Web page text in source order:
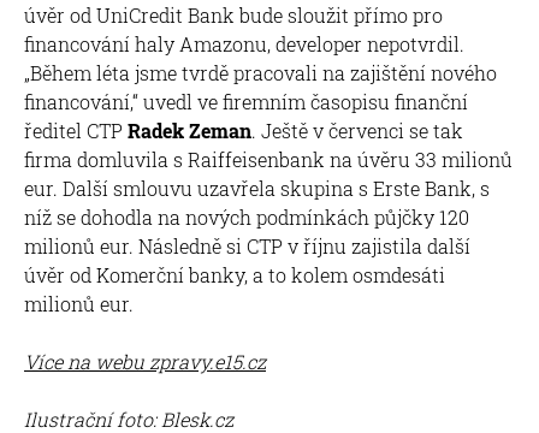
úvěr od UniCredit Bank bude sloužit přímo pro
financování haly Amazonu, developer nepotvrdil.
„Během léta jsme tvrdě pracovali na zajištění nového
financování,“ uvedl ve firemním časopisu finanční
ředitel CTPRadek Zeman. Ještě v červenci se tak
firma domluvila s Raiffeisenbank na úvěru 33 milionů
eur. Další smlouvu uzavřela skupina s Erste Bank, s
níž se dohodla na nových podmínkách půjčky 120
milionů eur. Následně si CTP v říjnu zajistila další
úvěr od Komerční banky, a to kolem osmdesáti
milionů eur.
Více na webu zpravy.e15.cz
Ilustrační foto: Blesk.cz